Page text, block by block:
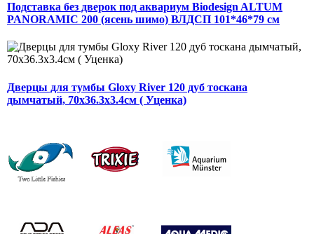
Подставка без дверок под аквариум Biodesign ALTUM
PANORAMIC 200 (ясень шимо) ВЛДСП 101*46*79 см
Дверцы для тумбы Gloxy River 120 дуб тоскана
дымчатый, 70х36.3х3.4см ( Уценка)